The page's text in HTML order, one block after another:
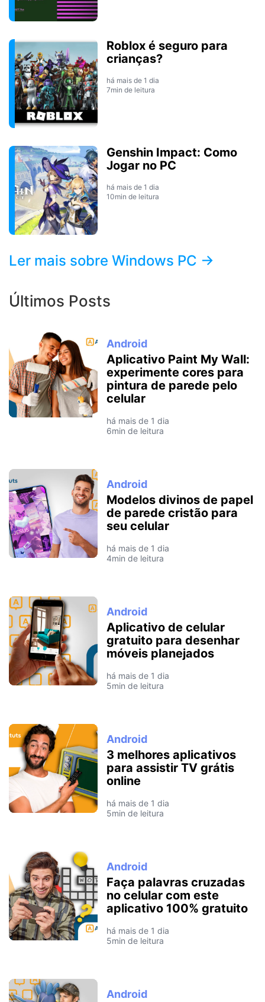
Roblox é seguro para
crianças?
há mais de 1 dia
7min de leitura
Genshin Impact: Como
Jogar no PC
há mais de 1 dia
10min de leitura
Ler mais sobre Windows PC →
Últimos Posts
Android
Aplicativo Paint My Wall:
experimente cores para
pintura de parede pelo
celular
há mais de 1 dia
6min de leitura
Android
Modelos divinos de papel
de parede cristão para
seu celular
há mais de 1 dia
4min de leitura
Android
Aplicativo de celular
gratuito para desenhar
móveis planejados
há mais de 1 dia
5min de leitura
Android
3 melhores aplicativos
para assistir TV grátis
online
há mais de 1 dia
5min de leitura
Android
Faça palavras cruzadas
no celular com este
aplicativo 100% gratuito
há mais de 1 dia
5min de leitura
Android